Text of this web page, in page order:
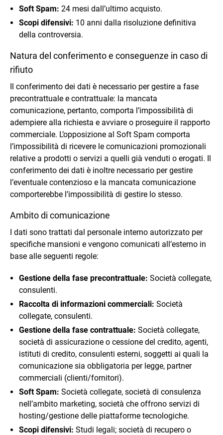
Soft Spam: 24 mesi dall’ultimo acquisto.
Scopi difensivi: 10 anni dalla risoluzione definitiva
della controversia.
Natura del conferimento e conseguenze in caso di
rifiuto
Il conferimento dei dati è necessario per gestire a fase
precontrattuale e contrattuale: la mancata
comunicazione, pertanto, comporta l’impossibilità di
adempiere alla richiesta e avviare o proseguire il rapporto
commerciale. L’opposizione al Soft Spam comporta
l’impossibilità di ricevere le comunicazioni promozionali
relative a prodotti o servizi a quelli già venduti o erogati. Il
conferimento dei dati è inoltre necessario per gestire
l’eventuale contenzioso e la mancata comunicazione
comporterebbe l’impossibilità di gestire lo stesso.
Ambito di comunicazione
I dati sono trattati dal personale interno autorizzato per
specifiche mansioni e vengono comunicati all’esterno in
base alle seguenti regole:
Gestione della fase precontrattuale: Società collegate,
consulenti.
Raccolta di informazioni commerciali: Società
collegate, consulenti.
Gestione della fase contrattuale: Società collegate,
società di assicurazione o cessione del credito, agenti,
istituti di credito, consulenti esterni, soggetti ai quali la
comunicazione sia obbligatoria per legge, partner
commerciali (clienti/fornitori).
Soft Spam: Società collegate, società di consulenza
nell’ambito marketing, società che offrono servizi di
hosting/gestione delle piattaforme tecnologiche.
Scopi difensivi: Studi legali; società di recupero o